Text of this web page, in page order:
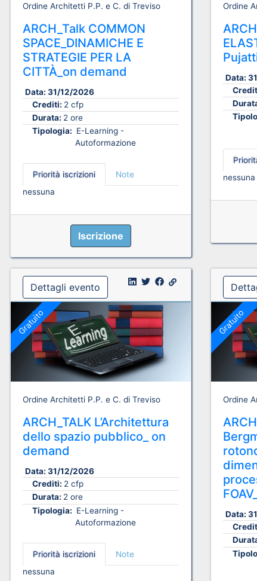
Ordine Architetti P.P. e C. di Treviso
ARCH_Talk COMMON
SPACE_DINAMICHE E
STRATEGIE PER LA
CITTÀ_on demand
Data: 31/12/2026
Crediti: 2 cfp
Durata: 2 ore
Tipologia: E-Learning -
Autoformazione
Priorità iscrizioni
Note
nessuna
Iscrizione
Ordine
Data:
nessuna
Dettagli evento
Gratuito
Ordine Architetti P.P. e C. di Treviso
ARCH_TALK L’Architettura
dello spazio pubblico_ on
demand
Data: 31/12/2026
Crediti: 2 cfp
Durata: 2 ore
Tipologia: E-Learning -
Autoformazione
Priorità iscrizioni
Note
nessuna
Gratuito
Ordine
Data: